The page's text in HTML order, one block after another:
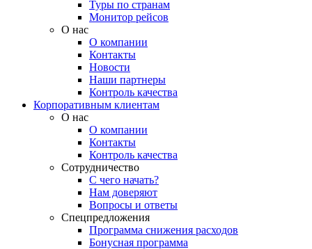
Туры по странам
Монитор рейсов
О нас
О компании
Контакты
Новости
Наши партнеры
Контроль качества
Корпоративным клиентам
О нас
О компании
Контакты
Контроль качества
Сотрудничество
С чего начать?
Нам доверяют
Вопросы и ответы
Спецпредложения
Программа снижения расходов
Бонусная программа